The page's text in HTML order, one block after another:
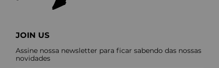
JOIN US
Assine nossa newsletter para ficar sabendo das nossas
novidades